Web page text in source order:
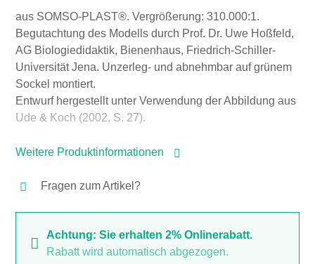
aus SOMSO-PLAST®. Vergrößerung: 310.000:1.
Begutachtung des Modells durch Prof. Dr. Uwe Hoßfeld,
AG Biologiedidaktik, Bienenhaus, Friedrich-Schiller-
Universität Jena. Unzerleg- und abnehmbar auf grünem
Sockel montiert.
Entwurf hergestellt unter Verwendung der Abbildung aus
Ude & Koch (2002, S. 27).
Weitere Produktinformationen
Fragen zum Artikel?
Achtung: Sie erhalten 2% Onlinerabatt.
Rabatt wird automatisch abgezogen.